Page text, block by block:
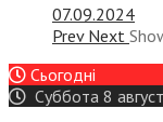
07.09.2024
Prev Next
Сьогодні
Суббота 8